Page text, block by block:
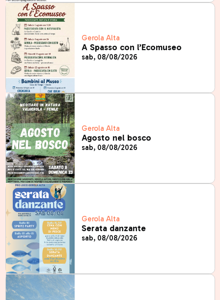
Gerola Alta
A Spasso con l’Ecomuseo
sab, 08/08/2026
Gerola Alta
Agosto nel bosco
sab, 08/08/2026
Gerola Alta
Serata danzante
sab, 08/08/2026